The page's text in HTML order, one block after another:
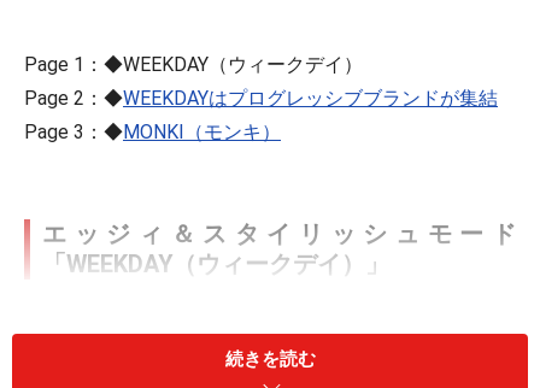
Page 1：◆WEEKDAY（ウィークデイ）
Page 2：◆WEEKDAYはプログレッシブブランドが集結
Page 3：◆MONKI（モンキ）
エッジィ＆スタイリッシュモード
「WEEKDAY（ウィークデイ）」
続きを読む